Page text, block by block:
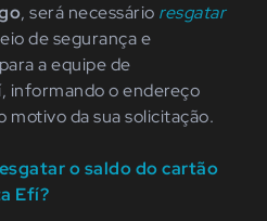
, será necessário resgatar
de segurança e
para a equipe de
informando o endereço
motivo da sua solicitação.
o saldo do cartão
Efí?